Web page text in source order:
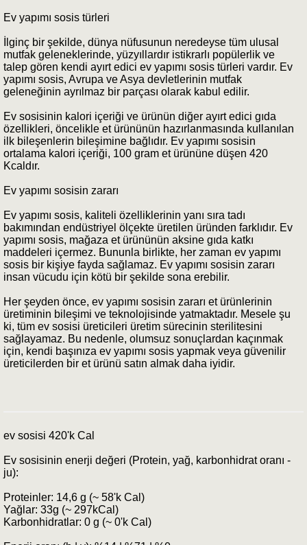
Ev yapımı sosis türleri
İlginç bir şekilde, dünya nüfusunun neredeyse tüm ulusal
mutfak geleneklerinde, yüzyıllardır istikrarlı popülerlik ve
talep gören kendi ayırt edici ev yapımı sosis türleri vardır. Ev
yapımı sosis, Avrupa ve Asya devletlerinin mutfak
geleneğinin ayrılmaz bir parçası olarak kabul edilir.
Ev sosisinin kalori içeriği ve ürünün diğer ayırt edici gıda
özellikleri, öncelikle et ürününün hazırlanmasında kullanılan
ilk bileşenlerin bileşimine bağlıdır. Ev yapımı sosisin
ortalama kalori içeriği, 100 gram et ürününe düşen 420
Kcaldır.
Ev yapımı sosisin zararı
Ev yapımı sosis, kaliteli özelliklerinin yanı sıra tadı
bakımından endüstriyel ölçekte üretilen üründen farklıdır. Ev
yapımı sosis, mağaza et ürününün aksine gıda katkı
maddeleri içermez. Bununla birlikte, her zaman ev yapımı
sosis bir kişiye fayda sağlamaz. Ev yapımı sosisin zararı
insan vücudu için kötü bir şekilde sona erebilir.
Her şeyden önce, ev yapımı sosisin zararı et ürünlerinin
üretiminin bileşimi ve teknolojisinde yatmaktadır. Mesele şu
ki, tüm ev sosisi üreticileri üretim sürecinin sterilitesini
sağlayamaz. Bu nedenle, olumsuz sonuçlardan kaçınmak
için, kendi başınıza ev yapımı sosis yapmak veya güvenilir
üreticilerden bir et ürünü satın almak daha iyidir.
ev sosisi 420'k Cal
Ev sosisinin enerji değeri (Protein, yağ, karbonhidrat oranı -
ju):
Proteinler: 14,6 g (~ 58'k Cal)
Yağlar: 33g (~ 297kCal)
Karbonhidratlar: 0 g (~ 0'k Cal)